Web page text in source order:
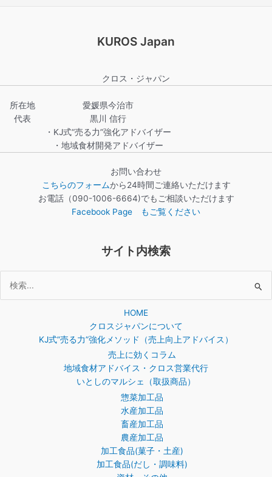
KUROS Japan
クロス・ジャパン
所在地
代表
愛媛県今治市
黒川 信行
・KJ式“売る力”強化アドバイザー
・地域食材開発アドバイザー
お問い合わせ
こちらのフォームから24時間ご連絡いただけます
お電話（090-1006-6664)でもご相談いただけます
Facebook Page もご覧ください
サイト内検索
索
HOME
クロスジャパンについて
KJ式”売る力”強化メソッド（売上向上アドバイス）
売上に効くコラム
地域食材アドバイス・クロス営業代行
いとしのマルシェ（取扱商品）
惣菜加工品
水産加工品
畜産加工品
農産加工品
加工食品(菓子・土産)
加工食品(だし・調味料)